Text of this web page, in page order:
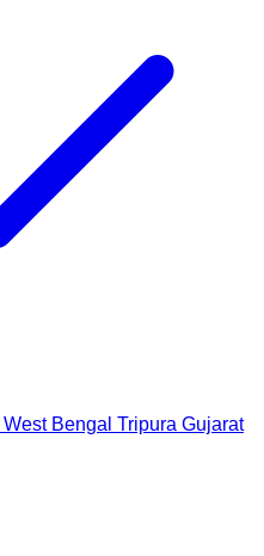
West Bengal Tripura Gujarat